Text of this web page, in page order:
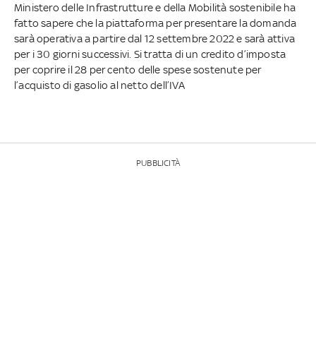
Ministero delle Infrastrutture e della Mobilità sostenibile ha
fatto sapere che la piattaforma per presentare la domanda
sarà operativa a partire dal 12 settembre 2022 e sarà attiva
per i 30 giorni successivi. Si tratta di un credito d’imposta
per coprire il 28 per cento delle spese sostenute per
l’acquisto di gasolio al netto dell’IVA
PUBBLICITÀ